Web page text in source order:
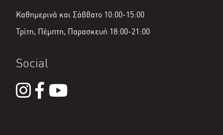
Καθημερινά και Σάββατο 10:00-15:00
Τρίτη, Πέμπτη, Παρασκευή 18:00-21:00
Social